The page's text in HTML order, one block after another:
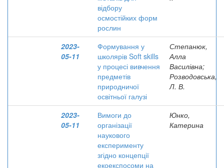
відбору
осмостійких форм
рослин
2023-
05-11
Формування у
школярів Soft skills
у процесі вивчення
предметів
природничої
освітньої галузі
Степанюк,
Алла
Василівна;
Розводовська,
Л. В.
2023-
05-11
Вимоги до
організації
наукового
експерименту
згідно концепції
екоекспосоми на
Юнко,
Катерина